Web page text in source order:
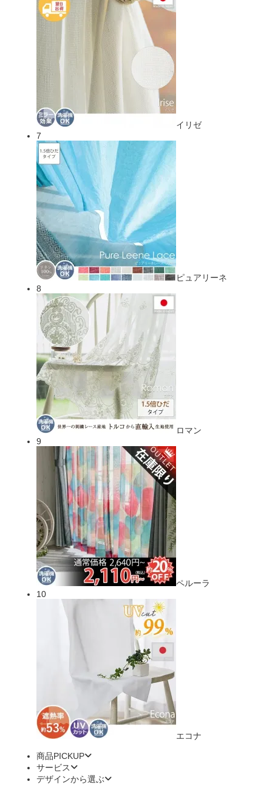
イリゼ
7
ピュアリーネ
8
ロマン
9
ペルーラ
10
エコナ
商品PICKUP
サービス
デザインから選ぶ